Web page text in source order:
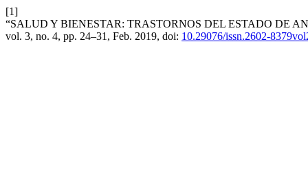
[1]
“SALUD Y BIENESTAR: TRASTORNOS DEL ESTADO DE
vol. 3, no. 4, pp. 24–31, Feb. 2019, doi: 10.29076/issn.2602-